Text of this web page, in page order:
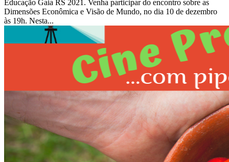
Educação Gaia RS 2021. Venha participar do encontro sobre as
Dimensões Econômica e Visão de Mundo, no dia 10 de dezembro
às 19h. Nesta...